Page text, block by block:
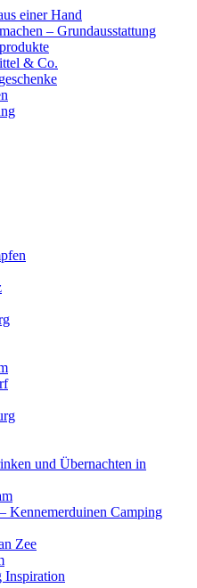
einer Hand
– Grundausstattung
& Co.
und Übernachten in
Kennemerduinen Camping
Zee
Inspiration